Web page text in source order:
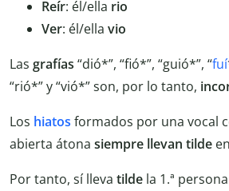
Reír: él/ella rio
Ver: él/ella vio
Las grafías “dió*”, “fió*”, “guió*”, “fuí
“rió*” y “vió*” son, por lo tanto,
Los hiatos formados por una vocal
abierta átona siempre llevan tilde
Por tanto, sí lleva tilde la 1.ª